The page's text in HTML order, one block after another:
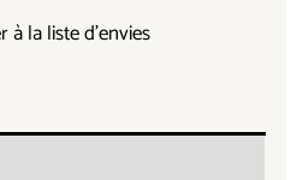
à la liste d’envies